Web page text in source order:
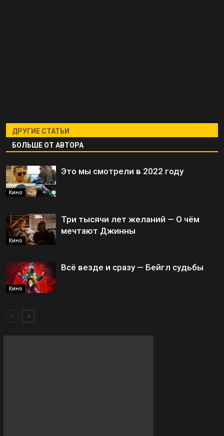
ДРУГИЕ СТАТЬИ
БОЛЬШЕ ОТ АВТОРА
Кино
Это мы смотрели в 2022 году
Кино
Три тысячи лет желаний — О чём
мечтают Джинны
Кино
Всё везде и сразу — Бейгл судьбы